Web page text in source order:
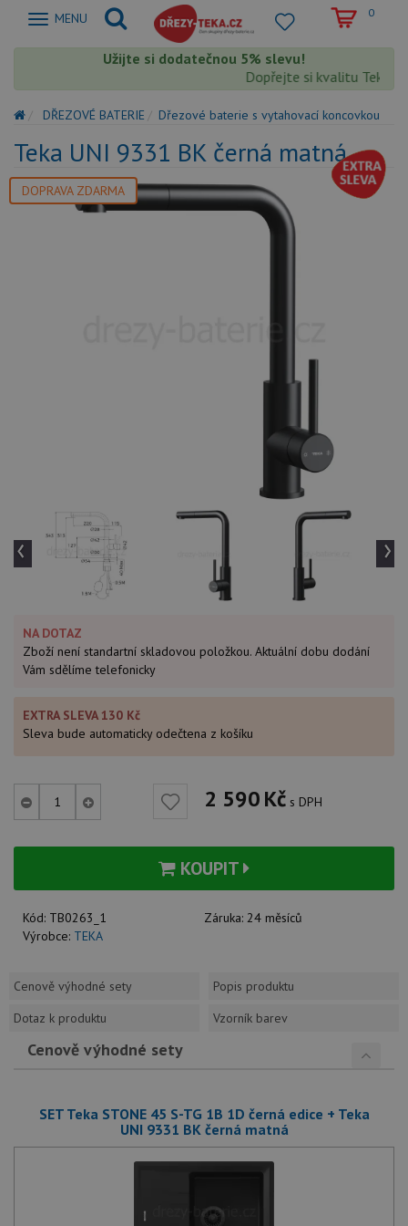
Zobrazit
MENU 0
Užijte si dodatečnou 5% slevu!
Dopřejte si kvalitu Teka s
DŘEZOVÉ BATERIE Dřezové baterie s vytahovací koncovkou
Teka UNI 9331 BK černá matná
DOPRAVA ZDARMA
‹ ›
NA DOTAZ
Zboží není standartní skladovou položkou. Aktuální dobu dodání
Vám sdělíme telefonicky
EXTRA SLEVA 130 Kč
Sleva bude automaticky odečtena z košíku
2 590Kč s DPH
KOUPIT
Kód: TB0263_1 Záruka: 24 měsíců
Výrobce: TEKA
Cenově výhodné sety
Popis produktu
Dotaz k produktu
Vzorník barev
Cenově výhodné sety
SET Teka STONE 45 S-TG 1B 1D černá edice + Teka
UNI 9331 BK černá matná